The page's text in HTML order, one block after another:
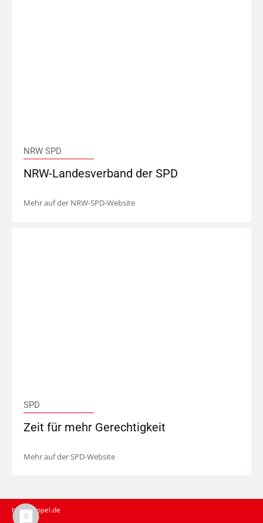
NRW SPD
NRW-Landesverband der SPD
Mehr auf der NRW-SPD-Website
SPD
Zeit für mehr Gerechtigkeit
Mehr auf der SPD-Website
birgit-sippel.de